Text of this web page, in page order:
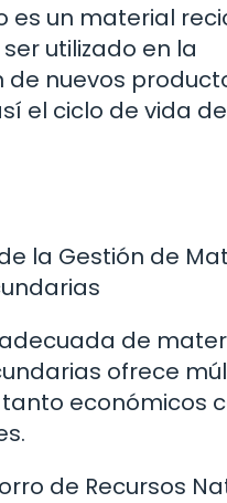
es un material
utilizado en la
de nuevos
el ciclo de vida
la Gestión de
de
ofrece
tanto económicos
de Recursos